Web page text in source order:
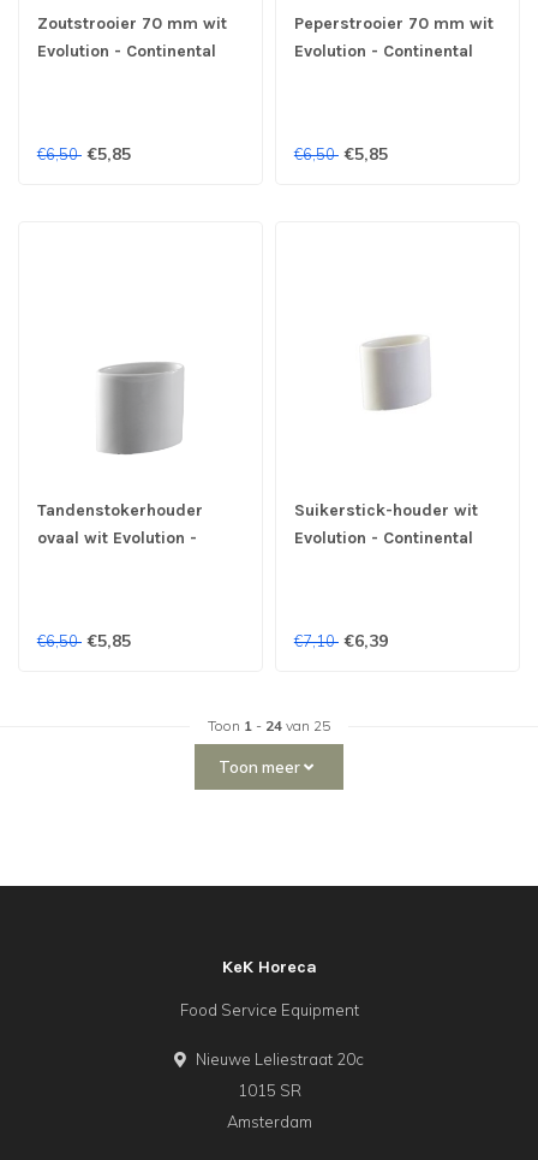
Zoutstrooier 70 mm wit
Evolution - Continental
€6,50 €5,85
Peperstrooier 70 mm wit
Evolution - Continental
€6,50 €5,85
Tandenstokerhouder
ovaal wit Evolution -
€6,50 €5,85
Suikerstick-houder wit
Evolution - Continental
€7,10 €6,39
Toon 1 - 24 van 25
Toon meer
KeK Horeca
Food Service Equipment
Nieuwe Leliestraat 20c
1015 SR
Amsterdam